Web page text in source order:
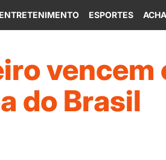
ENTRETENIMENTO ESPORTES
vencem
do Brasil